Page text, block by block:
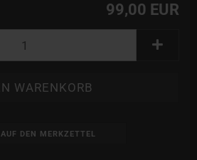
99,00 EUR
AUF DEN MERKZETTEL